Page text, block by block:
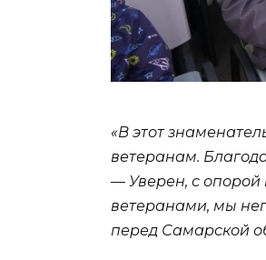
«В этот
ветеранам.
— Уверен, с
ветеранами, мы
перед Самарской